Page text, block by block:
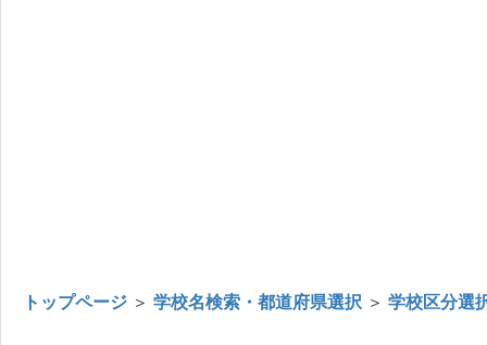
トップページ ＞ 学校名検索・都道府県選択 ＞ 学校区分選